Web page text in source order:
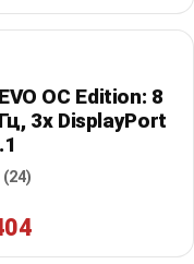
OC Edition: 8
3x DisplayPort
(24)